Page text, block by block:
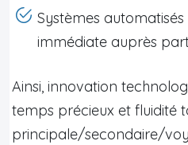
Systèmes
immédiate auprès
Ainsi, innovation
temps précieux et fluidité
principale/secondaire/